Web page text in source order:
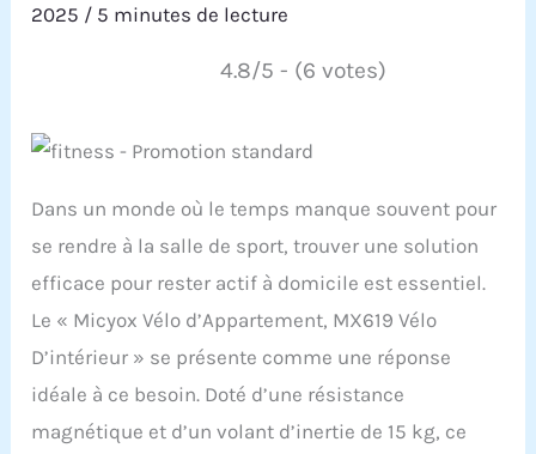
2025 / 5 minutes de lecture
4.8/5 - (6 votes)
Dans un monde où le temps manque souvent pour
se rendre à la salle de sport, trouver une solution
efficace pour rester actif à domicile est essentiel.
Le « Micyox Vélo d’Appartement, MX619 Vélo
D’intérieur » se présente comme une réponse
idéale à ce besoin. Doté d’une résistance
magnétique et d’un volant d’inertie de 15 kg, ce